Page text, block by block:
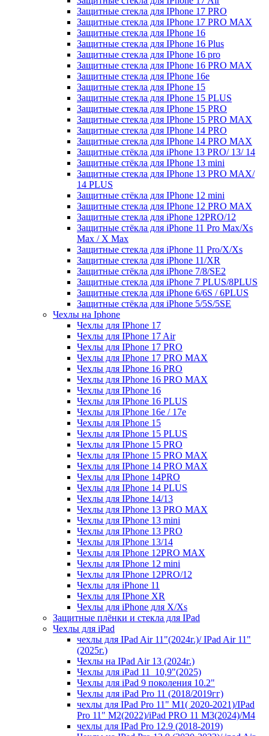
Защитные стекла для IPhone 17 PRO
Защитные стекла для IPhone 17 PRO MAX
Защитные стекла для IPhone 16
Защитные стекла для IPhone 16 Plus
Защитные стекла для IPhone 16 pro
Защитные стекла для IPhone 16 PRO MAX
Защитные стекла для IPhone 16e
Защитные стекла для IPhone 15
Защитные стекла для IPhone 15 PLUS
Защитные стекла для IPhone 15 PRO
Защитные стекла для IPhone 15 PRO MAX
Защитные стекла для IPhone 14 PRO
Защитные стекла для IPhone 14 PRO MAX
Защитные стёкла для iPhone 13 PRO/ 13/ 14
Защитные стёкла для IPhone 13 mini
Защитные стекла для IPhone 13 PRO MAX/
14 PLUS
Защитные стёкла для IPhone 12 mini
Защитные стекла для IPhone 12 PRO MAX
Защитные стекла для iPhone 12PRO/12
Защитные стёкла для iPhone 11 Pro Max/Xs
Max / X Max
Защитные стекла для iPhone 11 Pro/X/Xs
Защитные стекла для iPhone 11/XR
Защитные стёкла для iPhone 7/8/SE2
Защитные стекла для iPhone 7 PLUS/8PLUS
Защитные стекла для iPhone 6/6S / 6PLUS
Защитные стёкла для iPhone 5/5S/5SE
Чехлы на Iphone
Чехлы для IPhone 17
Чехлы для IPhone 17 Air
Чехлы для IPhone 17 PRO
Чехлы для IPhone 17 PRO MAX
Чехлы для IPhone 16 PRO
Чехлы для IPhone 16 PRO MAX
Чехлы для IPhone 16
Чехлы для IPhone 16 PLUS
Чехлы для IPhone 16e / 17e
Чехлы для IPhone 15
Чехлы для IPhone 15 PLUS
Чехлы для IPhone 15 PRO
Чехлы для IPhone 15 PRO MAX
Чехлы для IPhone 14 PRO MAX
Чехлы для IPhone 14PRO
Чехлы для IPhone 14 PLUS
Чехлы для IPhone 14/13
Чехлы для IPhone 13 PRO MAX
Чехлы для IPhone 13 mini
Чехлы для IPhone 13 PRO
Чехлы для IPhone 13/14
Чехлы для IPhone 12PRO MAX
Чехлы для IPhone 12 mini
Чехлы для IPhone 12PRO/12
Чехлы для iPhone 11
Чехлы для IPhone XR
Чехлы для iPhone для X/Xs
Защитные плёнки и стекла для IPad
Чехлы для iPad
чехлы для IPad Air 11"(2024г.)/ IPad Air 11"
(2025г.)
Чехлы на IPad Air 13 (2024г.)
Чехлы для iPad 11_10,9"(2025)
Чехлы для iPad 9 поколения 10.2"
Чехлы для iPad Pro 11 (2018/2019гг)
чехлы для IPad Pro 11" М1( 2020-2021)/IPad
Pro 11" М2(2022)/iPad PRO 11 M3(2024)/M4
чехлы для IPad Pro 12.9 (2018-2019)